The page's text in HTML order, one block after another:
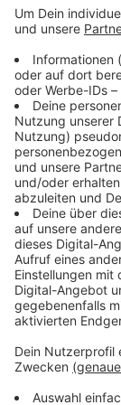
Anzeige
Der Mann
Geschwister
Kinder war er
verdächtigt,
jetzt in
Anzeige
Anzeige